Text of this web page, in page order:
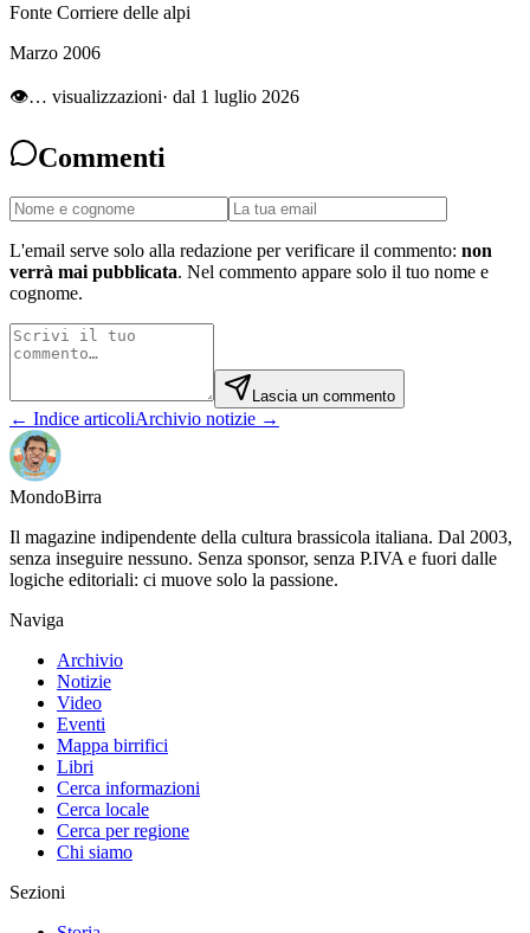
Fonte Corriere delle alpi
Marzo 2006
👁… visualizzazioni· dal 1 luglio 2026
Commenti
L'email serve solo alla redazione per verificare il commento: non
verrà mai pubblicata. Nel commento appare solo il tuo nome e
cognome.
Lascia un commento
← Indice articoliArchivio notizie →
MondoBirra
Il magazine indipendente della cultura brassicola italiana. Dal 2003,
senza inseguire nessuno. Senza sponsor, senza P.IVA e fuori dalle
logiche editoriali: ci muove solo la passione.
Naviga
Archivio
Notizie
Video
Eventi
Mappa birrifici
Libri
Cerca informazioni
Cerca locale
Cerca per regione
Chi siamo
Sezioni